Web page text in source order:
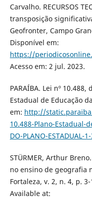
Carvalho. RECURSOS
transposição
Geofronter, Campo
Disponível em:
https://
Acesso em: 2 jul. 2023.
PARAÍBA. Lei nº
Estadual de Educação
em: http://
10.488-Plano-Estadual-
DO-PLANO-ESTADUAL-
STÜRMER, Arthur
no ensino de geografia
Fortaleza, v. 2, n. 4, p.
Available at: